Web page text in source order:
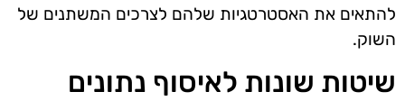
להתאים את האסטרטגיות שלהם לצרכים המשתנים של
השוק.
שיטות שונות לאיסוף נתונים